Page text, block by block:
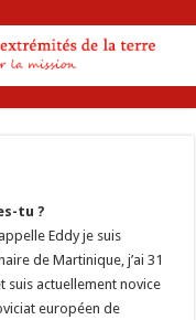
tu ?
Eddy je suis
de Martinique, j’ai 31
suis actuellement novice
européen de